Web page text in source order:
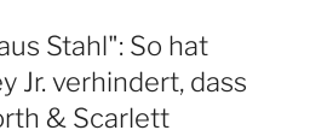
Stahl": So hat
Jr. verhindert, dass
& Scarlett